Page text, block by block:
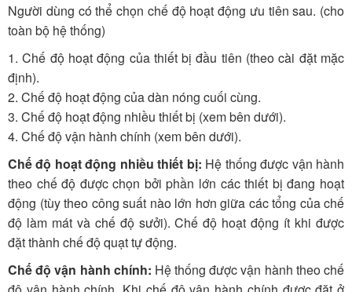
Người dùng có thể chọn chế độ hoạt động ưu tiên sau. (cho
toàn bộ hệ thống)
1. Chế độ hoạt động của thiết bị đầu tiên (theo cài đặt mặc
định).
2. Chế độ hoạt động của dàn nóng cuối cùng.
3. Chế độ hoạt động nhiều thiết bị (xem bên dưới).
4. Chế độ vận hành chính (xem bên dưới).
Chế độ hoạt động nhiều thiết bị: Hệ thống được vận hành
theo chế độ được chọn bởi phần lớn các thiết bị đang hoạt
động (tùy theo công suất nào lớn hơn giữa các tổng của chế
độ làm mát và chế độ sưởi). Chế độ hoạt động ít khi được
đặt thành chế độ quạt tự động.
Chế độ vận hành chính: Hệ thống được vận hành theo chế